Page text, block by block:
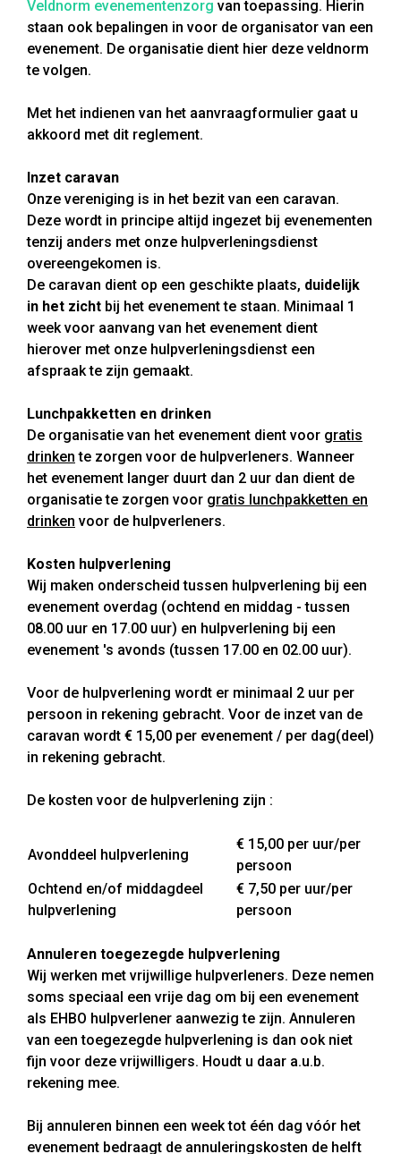
Veldnorm evenementenzorg van toepassing. Hierin
staan ook bepalingen in voor de organisator van een
evenement. De organisatie dient hier deze veldnorm
te volgen.
Met het indienen van het aanvraagformulier gaat u
akkoord met dit reglement.
Inzet caravan
Onze vereniging is in het bezit van een caravan.
Deze wordt in principe altijd ingezet bij evenementen
tenzij anders met onze hulpverleningsdienst
overeengekomen is.
De caravan dient op een geschikte plaats, duidelijk
in het zicht bij het evenement te staan. Minimaal 1
week voor aanvang van het evenement dient
hierover met onze hulpverleningsdienst een
afspraak te zijn gemaakt.
Lunchpakketten en drinken
De organisatie van het evenement dient voor gratis
drinken te zorgen voor de hulpverleners. Wanneer
het evenement langer duurt dan 2 uur dan dient de
organisatie te zorgen voor gratis lunchpakketten en
drinken voor de hulpverleners.
Kosten hulpverlening
Wij maken onderscheid tussen hulpverlening bij een
evenement overdag (ochtend en middag - tussen
08.00 uur en 17.00 uur) en hulpverlening bij een
evenement 's avonds (tussen 17.00 en 02.00 uur).
Voor de hulpverlening wordt er minimaal 2 uur per
persoon in rekening gebracht. Voor de inzet van de
caravan wordt € 15,00 per evenement / per dag(deel)
in rekening gebracht.
De kosten voor de hulpverlening zijn :
Avonddeel hulpverlening
€ 15,00 per uur/per
persoon
Ochtend en/of middagdeel
hulpverlening
€ 7,50 per uur/per
persoon
Annuleren toegezegde hulpverlening
Wij werken met vrijwillige hulpverleners. Deze nemen
soms speciaal een vrije dag om bij een evenement
als EHBO hulpverlener aanwezig te zijn. Annuleren
van een toegezegde hulpverlening is dan ook niet
fijn voor deze vrijwilligers. Houdt u daar a.u.b.
rekening mee.
Bij annuleren binnen een week tot één dag vóór het
evenement bedraagt de annuleringskosten de helft